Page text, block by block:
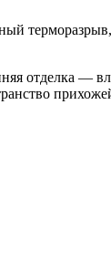
отделка —